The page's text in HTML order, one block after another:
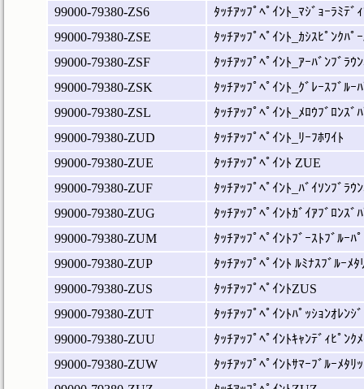
99000-79380-ZS6
ﾀｯﾁｱｯﾌﾟﾍﾟｲﾝﾄ_ﾏｼﾞｮｰﾗﾐﾃﾞ
99000-79380-ZSE
ﾀｯﾁｱｯﾌﾟﾍﾟｲﾝﾄ_ｶｼｽﾋﾟﾝｸﾊﾟ
99000-79380-ZSF
ﾀｯﾁｱｯﾌﾟﾍﾟｲﾝﾄ_ｱｰﾊﾞﾝﾌﾞﾗｳ
99000-79380-ZSK
ﾀｯﾁｱｯﾌﾟﾍﾟｲﾝﾄ_ｸﾞﾚｰｽﾌﾞﾙｰ
99000-79380-ZSL
ﾀｯﾁｱｯﾌﾟﾍﾟｲﾝﾄ_ﾒﾛｳﾌﾞﾛﾝｽﾞ
99000-79380-ZUD
ﾀｯﾁｱｯﾌﾟﾍﾟｲﾝﾄ_ﾘｰﾌﾎﾜｲﾄ
99000-79380-ZUE
ﾀｯﾁｱｯﾌﾟﾍﾟｲﾝﾄ ZUE
99000-79380-ZUF
ﾀｯﾁｱｯﾌﾟﾍﾟｲﾝﾄ_ﾊﾞｲｿﾝﾌﾞﾗｳ
99000-79380-ZUG
ﾀｯﾁｱｯﾌﾟﾍﾟｲﾝﾄｶﾞｲｱﾌﾞﾛﾝｽﾞ
99000-79380-ZUM
ﾀｯﾁｱｯﾌﾟﾍﾟｲﾝﾄﾌﾞｰｽﾄﾌﾞﾙｰﾊ
99000-79380-ZUP
ﾀｯﾁｱｯﾌﾟﾍﾟｲﾝﾄ ﾙﾐﾅｽﾌﾞﾙｰﾒﾀ
99000-79380-ZUS
ﾀｯﾁｱｯﾌﾟﾍﾟｲﾝﾄZUS
99000-79380-ZUT
ﾀｯﾁｱｯﾌﾟﾍﾟｲﾝﾄﾊﾟｯｼｮﾝｵﾚﾝｼﾞ
99000-79380-ZUU
ﾀｯﾁｱｯﾌﾟﾍﾟｲﾝﾄｷｬﾝﾃﾞｨﾋﾟﾝｸ
99000-79380-ZUW
ﾀｯﾁｱｯﾌﾟﾍﾟｲﾝﾄｻﾏｰﾌﾞﾙｰﾒﾀﾘ